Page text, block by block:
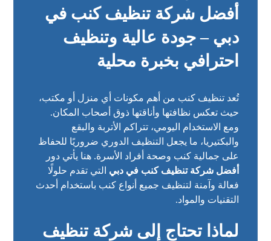
أفضل شركة تنظيف كنب في
دبي – جودة عالية وتنظيف
احترافي بخبرة محلية
تُعدتنظيف كنب من أهم مكونات أي منزل أو مكتب،
حيث تعكس نظافتها وأناقتها ذوق أصحاب المكان.
ومع الاستخدام اليومي، تتراكم الأتربة والبقع
والبكتيريا، ما يجعل التنظيف الدوري ضروريًا للحفاظ
على جمالية كنب وصحة أفراد الأسرة. هنا يأتي دور
أفضل شركة تنظيف كنب في دبي التي تقدم حلولًا
فعالة وآمنة لتنظيف جميع أنواع كنب باستخدام أحدث
التقنيات والمواد.
لماذا تحتاج إلى شركة تنظيف